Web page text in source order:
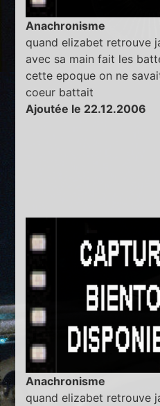
Anachronisme
quand elizabet retrouve
avec sa main fait les
cette epoque on ne
coeur battait
Ajoutée le 22.12.2006
Anachronisme
quand elizabet retrouve